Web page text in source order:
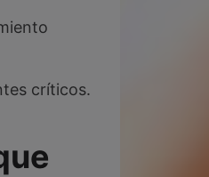
críticos.